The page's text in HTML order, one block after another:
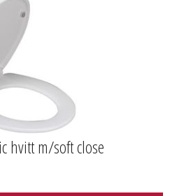
hvitt m/soft close